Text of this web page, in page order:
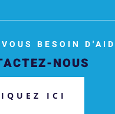
BESOIN
NOUS
ICI